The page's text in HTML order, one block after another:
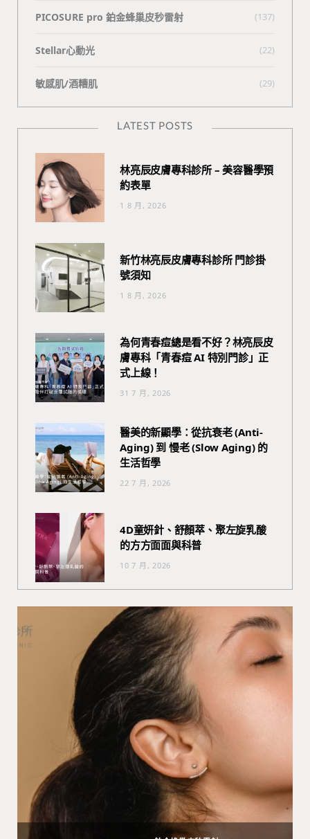
PICOSURE pro 鉑金蜂巢皮秒雷射 (137)
Stellar心動光 (22)
敏感肌/酒糟肌 (29)
LATEST POSTS
林亮辰皮膚專科診所 – 美容醫學預
約表單
1 8 月, 2026
新竹林亮辰皮膚專科診所 門診掛
號須知
1 8 月, 2026
為何青春痘總是看不好？林亮辰皮
膚專科「青春痘 AI 特別門診」正
式上線！
31 7 月, 2026
醫美的新顯學：從抗衰老 (Anti-
Aging) 到 慢老 (Slow Aging) 的
生活哲學
22 7 月, 2026
4D童妍針、舒顏萃、聚左旋乳酸
的方方面面與科普
10 7 月, 2026